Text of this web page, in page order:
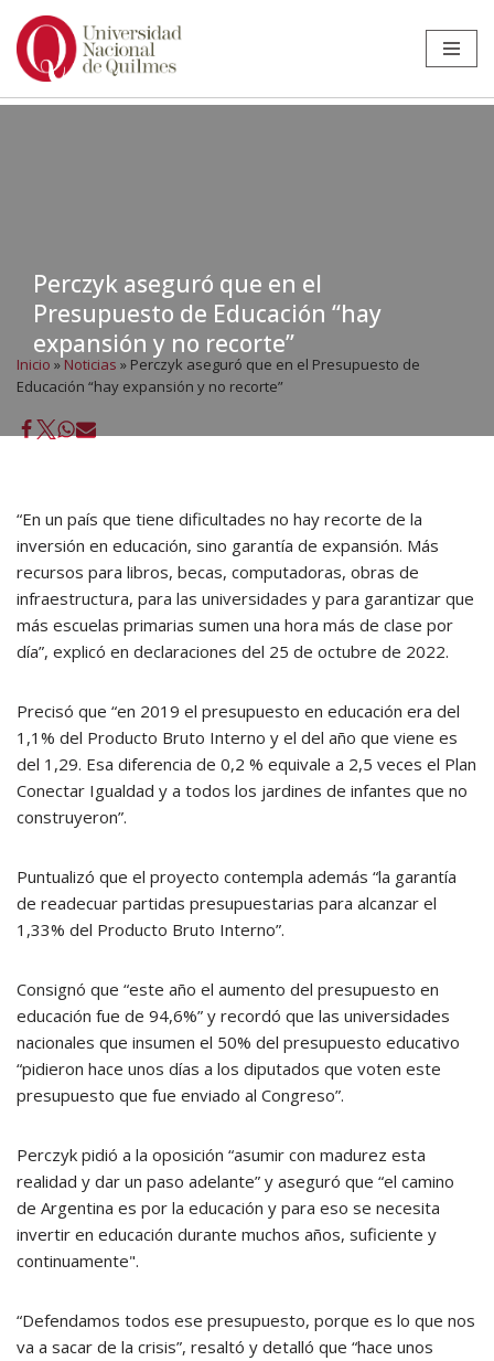
Ir
Perczyk aseguró que en el
Presupuesto de Educación “hay
expansión y no recorte”
Inicio » Noticias » Perczyk aseguró que en el Presupuesto de
Educación “hay expansión y no recorte”
“En un país que tiene dificultades no hay recorte de la
inversión en educación, sino garantía de expansión. Más
recursos para libros, becas, computadoras, obras de
infraestructura, para las universidades y para garantizar que
más escuelas primarias sumen una hora más de clase por
día”, explicó en declaraciones del 25 de octubre de 2022.
Precisó que “en 2019 el presupuesto en educación era del
1,1% del Producto Bruto Interno y el del año que viene es
del 1,29. Esa diferencia de 0,2 % equivale a 2,5 veces el Plan
Conectar Igualdad y a todos los jardines de infantes que no
construyeron”.
Puntualizó que el proyecto contempla además “la garantía
de readecuar partidas presupuestarias para alcanzar el
1,33% del Producto Bruto Interno”.
Consignó que “este año el aumento del presupuesto en
educación fue de 94,6%” y recordó que las universidades
nacionales que insumen el 50% del presupuesto educativo
“pidieron hace unos días a los diputados que voten este
presupuesto que fue enviado al Congreso”.
Perczyk pidió a la oposición “asumir con madurez esta
realidad y dar un paso adelante” y aseguró que “el camino
de Argentina es por la educación y para eso se necesita
invertir en educación durante muchos años, suficiente y
continuamente".
“Defendamos todos ese presupuesto, porque es lo que nos
va a sacar de la crisis”, resaltó y detalló que “hace unos